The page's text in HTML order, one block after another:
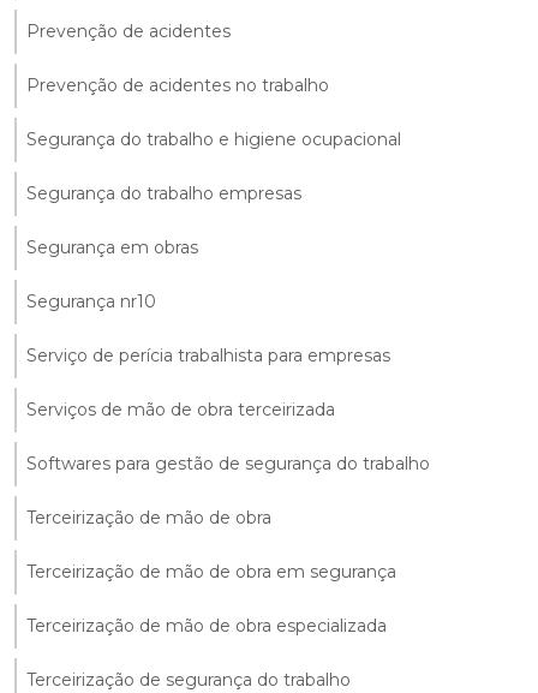
Prevenção de acidentes
Prevenção de acidentes no trabalho
Segurança do trabalho e higiene ocupacional
Segurança do trabalho empresas
Segurança em obras
Segurança nr10
Serviço de perícia trabalhista para empresas
Serviços de mão de obra terceirizada
Softwares para gestão de segurança do trabalho
Terceirização de mão de obra
Terceirização de mão de obra em segurança
Terceirização de mão de obra especializada
Terceirização de segurança do trabalho